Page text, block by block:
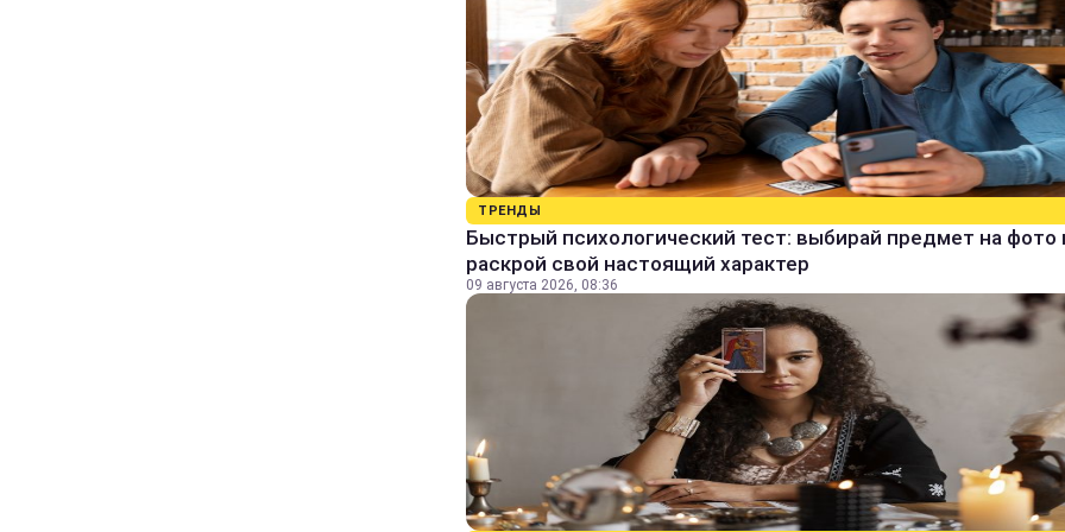
ТРЕНДЫ
Быстрый психологический тест: выбирай предмет на фото
раскрой свой настоящий характер
09 августа 2026, 08:36